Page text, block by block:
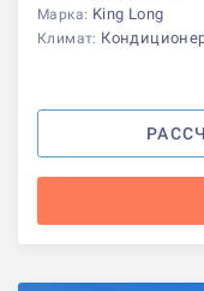
Марка: King Long
Климат: